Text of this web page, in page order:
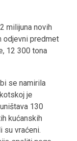
milijuna novih
odjevni predmet
12 300 tona
se namirila
je
130
kućanskih
su vraćeni.